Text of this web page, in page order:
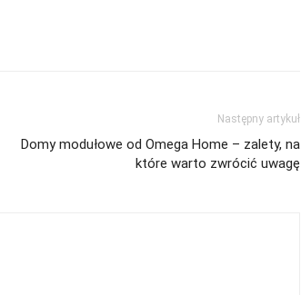
Następny artykuł
Domy modułowe od Omega Home – zalety, na
które warto zwrócić uwagę